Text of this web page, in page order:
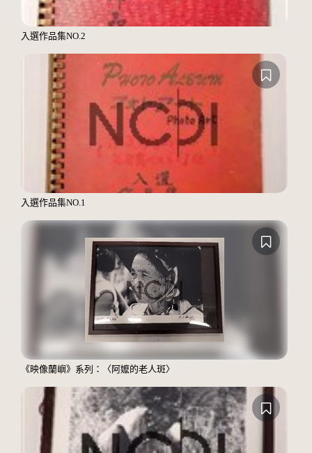
入選作品集NO.2
入選作品集NO.1
《映像蘭嶼》系列：〈阿嬤的老人斑〉